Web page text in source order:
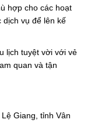
hợp cho các hoạt
dịch vụ để lên kế
lịch tuyệt vời với vẻ
quan và tận
Giang, tỉnh Vân